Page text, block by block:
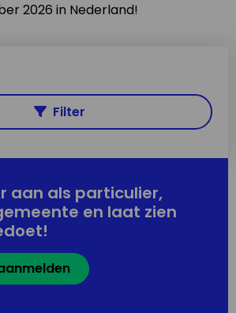
2026 in Nederland!
Filter
aan als particulier,
en laat zien